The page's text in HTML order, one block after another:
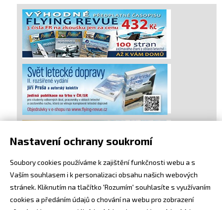
Nastavení ochrany soukromí
Soubory cookies používáme k zajištění funkčnosti webu a s
Vaším souhlasem i k personalizaci obsahu našich webových
stránek. Kliknutím na tlačítko 'Rozumím' souhlasíte s využívaním
cookies a předáním údajů o chování na webu pro zobrazení